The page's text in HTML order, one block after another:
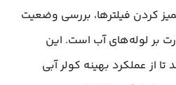
کردن فیلترها، بررسی وضعیت
بر لوله‌های آب است. این
از عملکرد بهینه کولر آبی